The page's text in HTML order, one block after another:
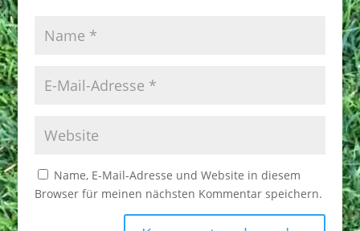
Name, E-Mail-Adresse und Website in diesem
Browser für meinen nächsten Kommentar speichern.